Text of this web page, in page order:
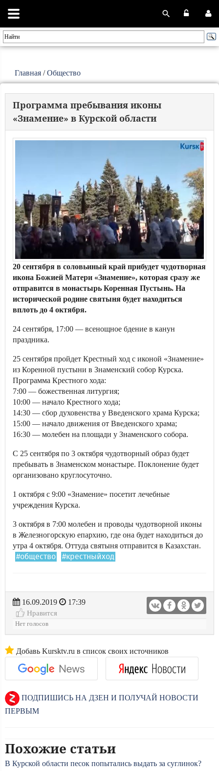
Главная /Общество
Программа пребывания иконы
«Знамение» в Курской области
20 сентября в соловьиный край прибудет чудотворная
икона Божией Матери «Знамение», которая сразу же
отправится в монастырь Коренная Пустынь. На
исторической родине святыня будет находиться
вплоть до 4 октября.
24 сентября, 17:00 — всенощное бдение в канун
праздника.
25 сентября пройдет Крестный ход с иконой «Знамение»
из Коренной пустыни в Знаменский собор Курска.
Программа Крестного хода:
7:00 — божественная литургия;
10:00 — начало Крестного хода;
14:30 — сбор духовенства у Введенского храма Курска;
15:00 — начало движения от Введенского храма;
16:30 — молебен на площади у Знаменского собора.
С 25 сентября по 3 октября чудотворный образ будет
пребывать в Знаменском монастыре. Поклонение будет
организовано круглосуточно.
1 октября с 9:00 «Знамение» посетит лечебные
учреждения Курска.
3 октября в 7:00 молебен и проводы чудотворной иконы
в Железногорскую епархию, где она будет находиться до
утра 4 октября. Оттуда святыня отправится в Казахстан.
#общество #крестныйход
16.09.2019
17:39
Нравится
Нет голосов
Добавь Kursktv.ru в список своих источников
ПОДПИШИСЬ НА ДЗЕН И ПОЛУЧАЙ НОВОСТИ
ПЕРВЫМ
Похожие статьи
В Курской области песок попытались выдать за суглинок?